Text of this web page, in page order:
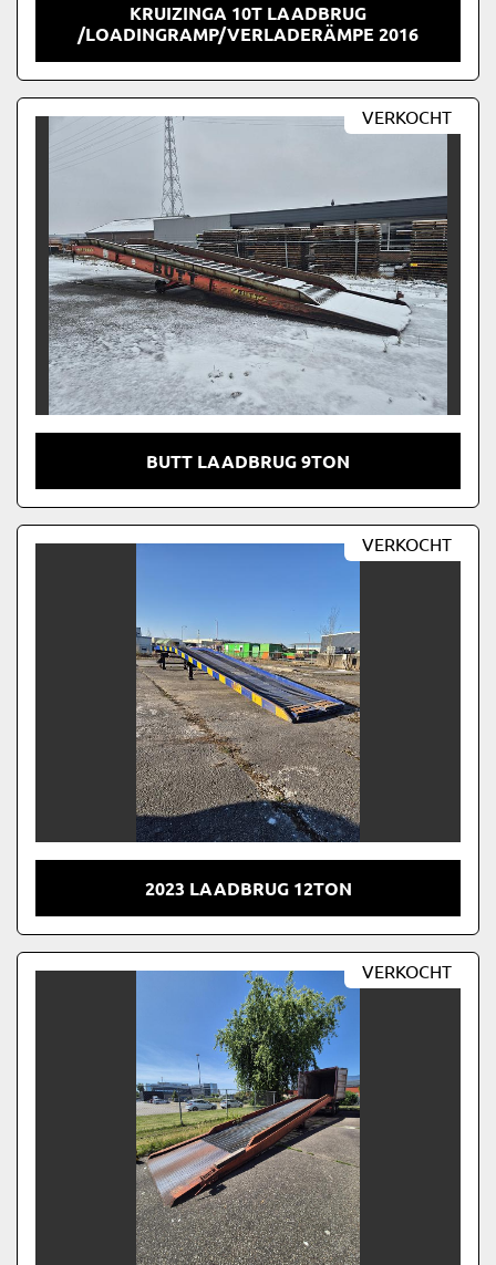
KRUIZINGA 10T LAADBRUG
/LOADINGRAMP/VERLADERÄMPE 2016
VERKOCHT
BUTT LAADBRUG 9TON
VERKOCHT
2023 LAADBRUG 12TON
VERKOCHT